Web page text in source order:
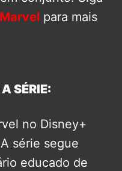
para mais
SÉRIE:
no Disney+
série segue
educado de